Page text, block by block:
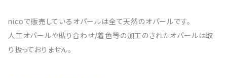
nicoで販売しているオパールは全て天然のオパールです。
人工オパールや貼り合わせ/着色等の加工のされたオパールは取
り扱っておりません。